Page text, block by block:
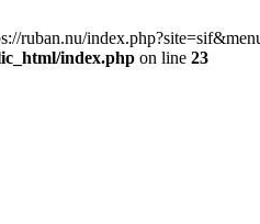
ruban.nu/
index.php on line 23